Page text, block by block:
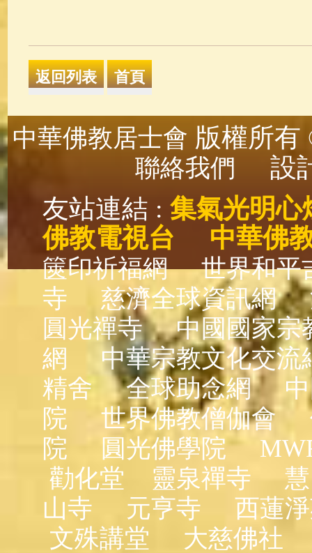
中華佛教居士會 版權所
聯絡我們
設
友站連結 : 集氣光明心
佛教電視台
中華佛
篋印祈福網
世界和平
寺
慈濟全球資訊網
圓光禪寺
中國國家宗
網
中華宗教文化交流
精舍
全球助念網
院
世界佛教僧伽會
院
圓光佛學院
勸化堂
靈泉禪寺
山寺
元亨寺
西蓮
文殊講堂
大慈佛社